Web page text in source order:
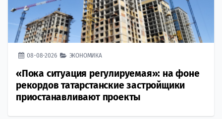
08-08-2026 ЭКОНОМИКА
«Пока ситуация регулируемая»: на фоне
рекордов татарстанские застройщики
приостанавливают проекты